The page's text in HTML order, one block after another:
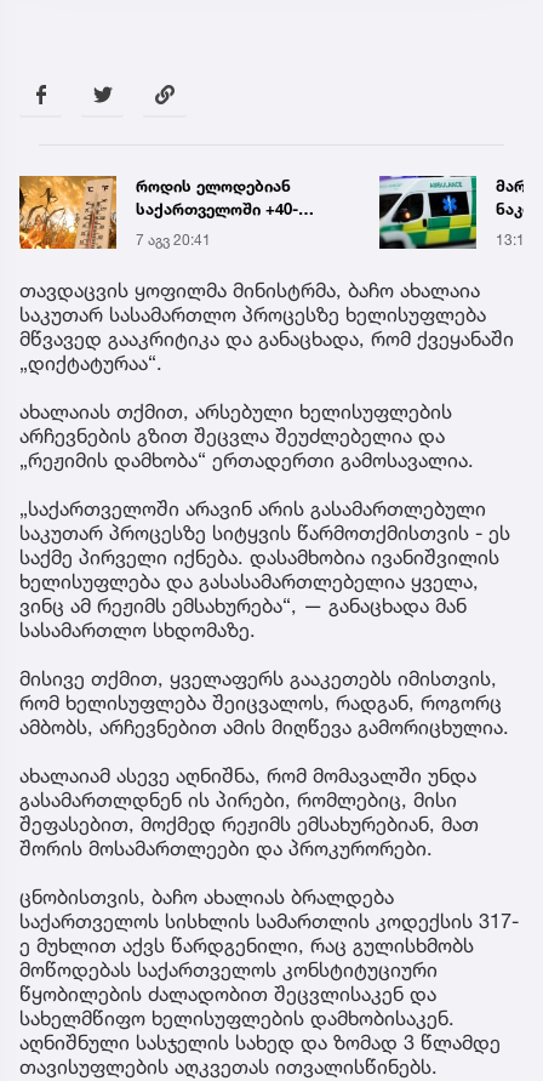
როდის ელოდებიან
საქართველოში +40-
გრადუსიან სიცხეს
7 აგვ 20:41 13:15
თავდაცვის ყოფილმა მინისტრმა, ბაჩო ახალაია
საკუთარ სასამართლო პროცესზე ხელისუფლება
მწვავედ გააკრიტიკა და განაცხადა, რომ ქვეყანაში
„დიქტატურაა“.
ახალაიას თქმით, არსებული ხელისუფლების
არჩევნების გზით შეცვლა შეუძლებელია და
„რეჟიმის დამხობა“ ერთადერთი გამოსავალია.
„საქართველოში არავინ არის გასამართლებული
საკუთარ პროცესზე სიტყვის წარმოთქმისთვის - ეს
საქმე პირველი იქნება. დასამხობია ივანიშვილის
ხელისუფლება და გასასამართლებელია ყველა,
ვინც ამ რეჟიმს ემსახურება“, — განაცხადა მან
სასამართლო სხდომაზე.
მისივე თქმით, ყველაფერს გააკეთებს იმისთვის,
რომ ხელისუფლება შეიცვალოს, რადგან, როგორც
ამბობს, არჩევნებით ამის მიღწევა გამორიცხულია.
ახალაიამ ასევე აღნიშნა, რომ მომავალში უნდა
გასამართლდნენ ის პირები, რომლებიც, მისი
შეფასებით, მოქმედ რეჟიმს ემსახურებიან, მათ
შორის მოსამართლეები და პროკურორები.
ცნობისთვის, ბაჩო ახალიას ბრალდება
საქართველოს სისხლის სამართლის კოდექსის 317-
ე მუხლით აქვს წარდგენილი, რაც გულისხმობს
მოწოდებას საქართველოს კონსტიტუციური
წყობილების ძალადობით შეცვლისაკენ და
სახელმწიფო ხელისუფლების დამხობისაკენ.
აღნიშნული სასჯელის სახედ და ზომად 3 წლამდე
თავისუფლების აღკვეთას ითვალისწინებს.